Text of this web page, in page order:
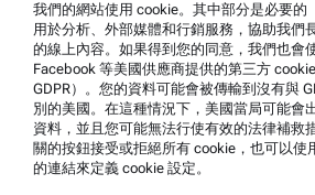
公司資訊
公司
歷史
我們的工作方式
新聞
我們的網站使用 cookie。其中部分是必要的
用於分析、外部媒體和行銷服務，協助我們
的線上內容。如果得到您的同意，我們也會
Facebook 等美國供應商提供的第三方
GDPR）。您的資料可能會被傳輸到沒有與
別的美國。在這種情況下，美國當局可能會
資料，並且您可能無法行使有效的法律補救
關的按鈕接受或拒絕所有 cookie，也可以使
的連結來定義 cookie 設定。